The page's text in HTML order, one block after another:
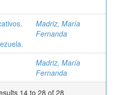
Madriz, María
Fernanda
Madriz, María
Fernanda
14 to 28 of 28